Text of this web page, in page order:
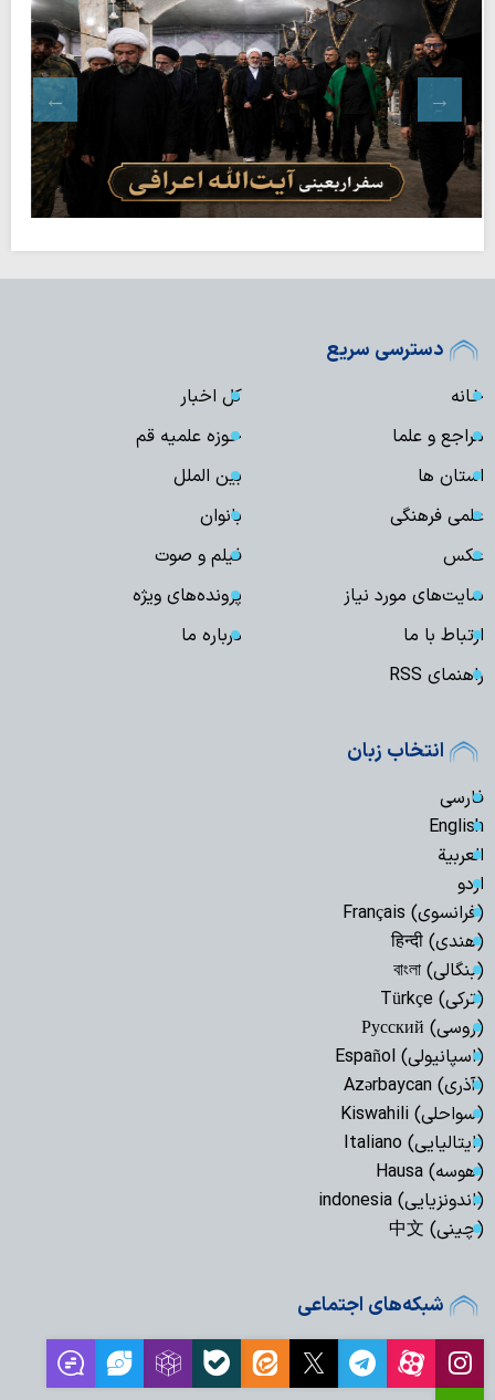
دسترسی سریع
خانه
کل اخبار
مراجع و علما
حوزه علمیه قم
استان ها
بین الملل
علمی فرهنگی
بانوان
عکس
فیلم و صوت
سایت‌های مورد نیاز
پرونده‌های ویژه
ارتباط با ما
درباره ما
راهنمای RSS
انتخاب زبان
فارسی
English
العربیة
اردو
(فرانسوی) Français
(هندی) हिन्दी
(بنگالی) বাংলা
(ترکی) Türkçe
(روسی) Русский
(اسپانیولی) Español
(آذری) Azərbaycan
(سواحلی) Kiswahili
(ایتالیایی) Italiano
(هوسه) Hausa
(اندونزیایی) indonesia
(چینی) 中文
شبکه‌های اجتماعی